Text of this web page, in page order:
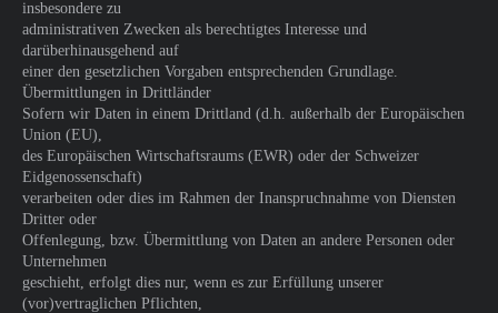
insbesondere zu
administrativen Zwecken als berechtigtes Interesse und
darüberhinausgehend auf
einer den gesetzlichen Vorgaben entsprechenden Grundlage.
Übermittlungen in Drittländer
Sofern wir Daten in einem Drittland (d.h. außerhalb der Europäischen
Union (EU),
des Europäischen Wirtschaftsraums (EWR) oder der Schweizer
Eidgenossenschaft)
verarbeiten oder dies im Rahmen der Inanspruchnahme von Diensten
Dritter oder
Offenlegung, bzw. Übermittlung von Daten an andere Personen oder
Unternehmen
geschieht, erfolgt dies nur, wenn es zur Erfüllung unserer
(vor)vertraglichen Pflichten,